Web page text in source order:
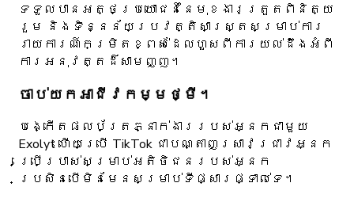
ទទួលបានអត្ថប្រយោជន៍នៃមុខងារត្រួតពិនិត្យ
រួម និងទិន្នន័យប្រវត្តិសាស្រ្តសម្រាប់ការ
រាយការណ៍កម្រិតខ្ពស់ដែលហួសពីការយល់ដឹងអំពី
ការអនុវត្តដ៏សាមញ្ញ។
ចាប់យកអាជីវកម្មថ្មី។
បង្កើតផលប័ត្រភ្នាក់ងាររបស់អ្នកជាមួយ
Exolyt ហើយប្រើ TikTok ជាបណ្តាញស្រាវជ្រាវអ្នក
ប្រើប្រាស់សម្រាប់អតិថិជនរបស់អ្នក
ប្រសិនបើមិនមែនសម្រាប់ទីផ្សារផ្ទាល់ទេ។